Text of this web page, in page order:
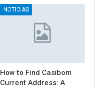
NOTICIAS
How to Find Casibom
Current Address: A